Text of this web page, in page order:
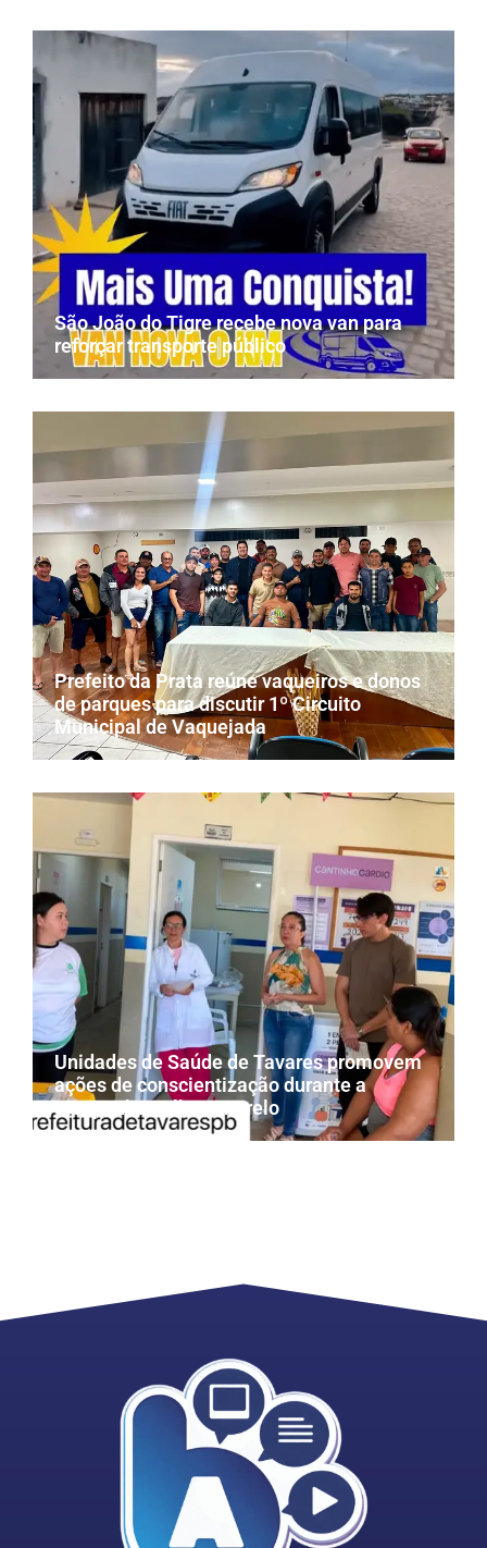
São João do Tigre recebe nova van para
reforçar transporte público
Prefeito da Prata reúne vaqueiros e donos
de parques para discutir 1º Circuito
Municipal de Vaquejada
Unidades de Saúde de Tavares promovem
ações de conscientização durante a
campanha Julho Amarelo